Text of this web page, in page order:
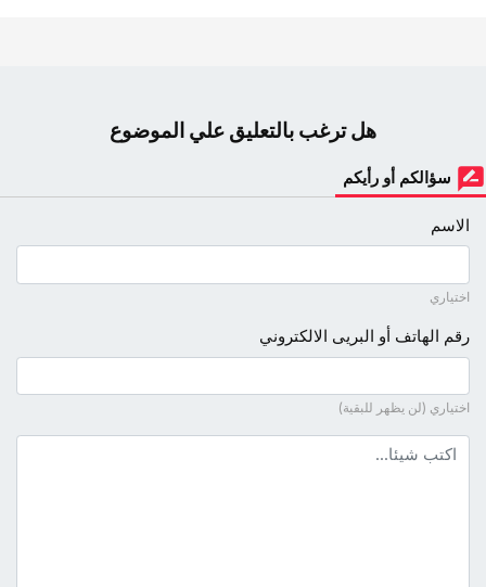
هل ترغب بالتعليق علي الموضوع
سؤالكم أو رأيكم
الاسم
اختياري
رقم الهاتف أو البريى الالكتروني
اختياري (لن يظهر للبقية)
نص التعليق